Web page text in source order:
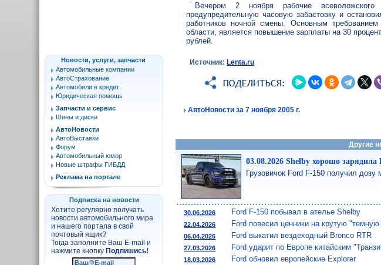
Вечером 2 ноября рабочие
предупредительную часовую забастовку и
работников ночной смены. Основным
области, является повышение зарплаты на 30
рублей.
Источник:Lenta.ru
АвтоНовости за 7 ноября 2005 г.
Другие
03.08.2026 Shelby хорошо зарядила
Грузовичок Ford F-150 получил
30.06.2026 Ford F-150 побывал в ателье Shelby
22.04.2026 Ford повесил ценники на крутую
06.04.2026 Ford выкатил вездеходный Bronco RTR
27.03.2026 Ford ударит по Европе китайским
18.03.2026 Ford обновил европейские Explorer
Новости, услуги, запчасти
Автомобильные компании
АвтоСтрахование
Автомобили в кредит
Юридическая помощь
Запчасти и сервис
Шины и диски
АвтоНовости
АвтоВыставки
Форум
Автомобильный юмор
Новые штрафы ГИБДД
Реклама на портале
Подписка на новости
Хотите регулярно получать
новости автомобильного мира
и нашего портала в свой
почтовый ящик?
Тогда заполните Ваш E-mail и
нажмите кнопку Подпишись!